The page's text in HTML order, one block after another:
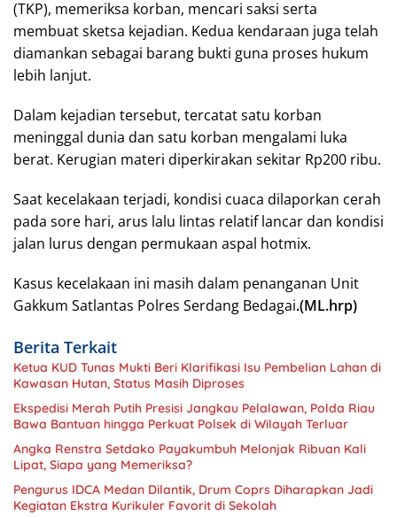
(TKP), memeriksa korban, mencari saksi serta
membuat sketsa kejadian. Kedua kendaraan juga telah
diamankan sebagai barang bukti guna proses hukum
lebih lanjut.
Dalam kejadian tersebut, tercatat satu korban
meninggal dunia dan satu korban mengalami luka
berat. Kerugian materi diperkirakan sekitar Rp200 ribu.
Saat kecelakaan terjadi, kondisi cuaca dilaporkan cerah
pada sore hari, arus lalu lintas relatif lancar dan kondisi
jalan lurus dengan permukaan aspal hotmix.
Kasus kecelakaan ini masih dalam penanganan Unit
Gakkum Satlantas Polres Serdang Bedagai.(ML.hrp)
Berita Terkait
Ketua KUD Tunas Mukti Beri Klarifikasi Isu Pembelian Lahan di
Kawasan Hutan, Status Masih Diproses
Ekspedisi Merah Putih Presisi Jangkau Pelalawan, Polda Riau
Bawa Bantuan hingga Perkuat Polsek di Wilayah Terluar
Angka Renstra Setdako Payakumbuh Melonjak Ribuan Kali
Lipat, Siapa yang Memeriksa?
Pengurus IDCA Medan Dilantik, Drum Coprs Diharapkan Jadi
Kegiatan Ekstra Kurikuler Favorit di Sekolah